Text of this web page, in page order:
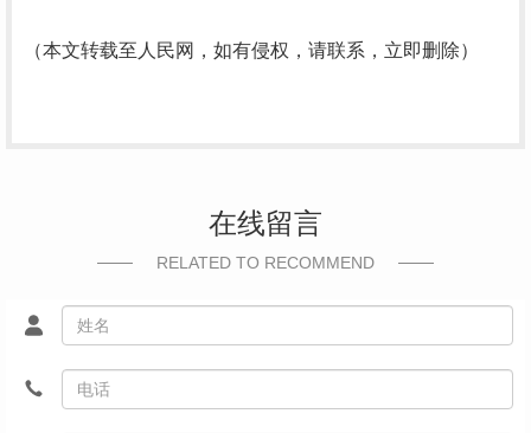
（本文转载至人民网，如有侵权，请联系，立即删除）
在线留言
RELATED TO RECOMMEND